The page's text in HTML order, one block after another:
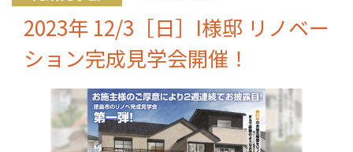
2023年 12/3［日］I様邸 リノベー
ション完成見学会開催！